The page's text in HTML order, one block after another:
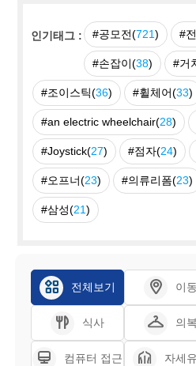
인기태그 : #공모전(721) #
#손잡이(38) #거
#조이스틱(36) #휠체어(33)
#an electric wheelchair(28)
#Joystick(27) #점자(24)
#오프너(23) #의류리폼(23)
#삼성(21)
전체보기 이동
식사 의복
컴퓨터 접근 자세